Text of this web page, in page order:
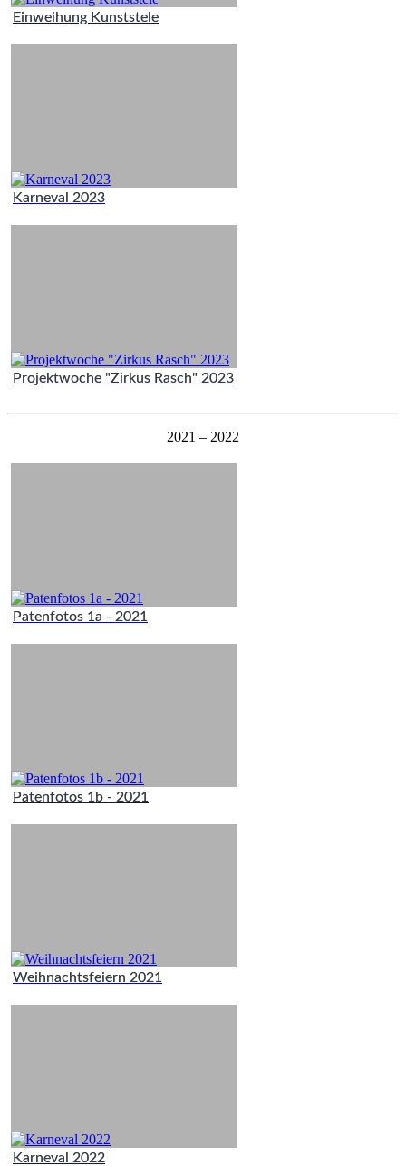
Einweihung Kunststele
Karneval 2023
Projektwoche "Zirkus Rasch" 2023
2021 – 2022
Patenfotos 1a - 2021
Patenfotos 1b - 2021
Weihnachtsfeiern 2021
Karneval 2022